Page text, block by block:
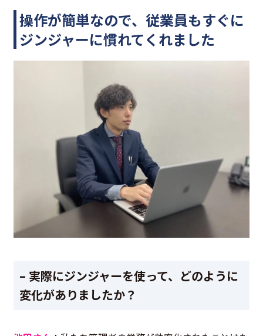
操作が簡単なので、従業員もすぐに
ジンジャーに慣れてくれました
– 実際にジンジャーを使って、どのように
変化がありましたか？